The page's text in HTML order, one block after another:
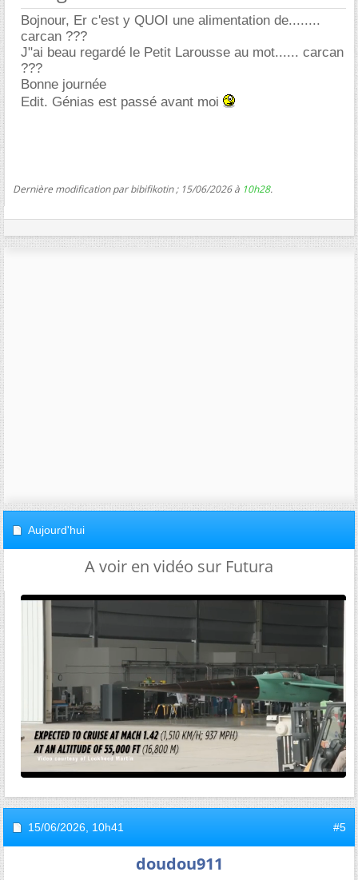
Bojnour, Er c'est y QUOI une alimentation de........
carcan ???
J"ai beau regardé le Petit Larousse au mot...... carcan
???
Bonne journée
Edit. Génias est passé avant moi
Dernière modification par bibifikotin ; 15/06/2026 à 10h28.
Aujourd'hui
A voir en vidéo sur Futura
15/06/2026, 10h41 #5
doudou911